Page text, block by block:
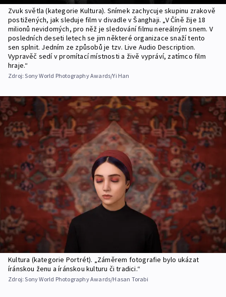
Zvuk světla (kategorie Kultura). Snímek zachycuje skupinu zrakově
postižených, jak sleduje film v divadle v Šanghaji. „V Číně žije 18
milionů nevidomých, pro něž je sledování filmu nereálným snem. V
posledních deseti letech se jim některé organizace snaží tento
sen splnit. Jedním ze způsobů je tzv. Live Audio Description.
Vypravěč sedí v promítací místnosti a živě vypráví, zatímco film
hraje.“
Zdroj:Sony World Photography Awards/Yi Han
Kultura (kategorie Portrét). „Záměrem fotografie bylo ukázat
íránskou ženu a íránskou kulturu či tradici.“
Zdroj:Sony World Photography Awards/Hasan Torabi